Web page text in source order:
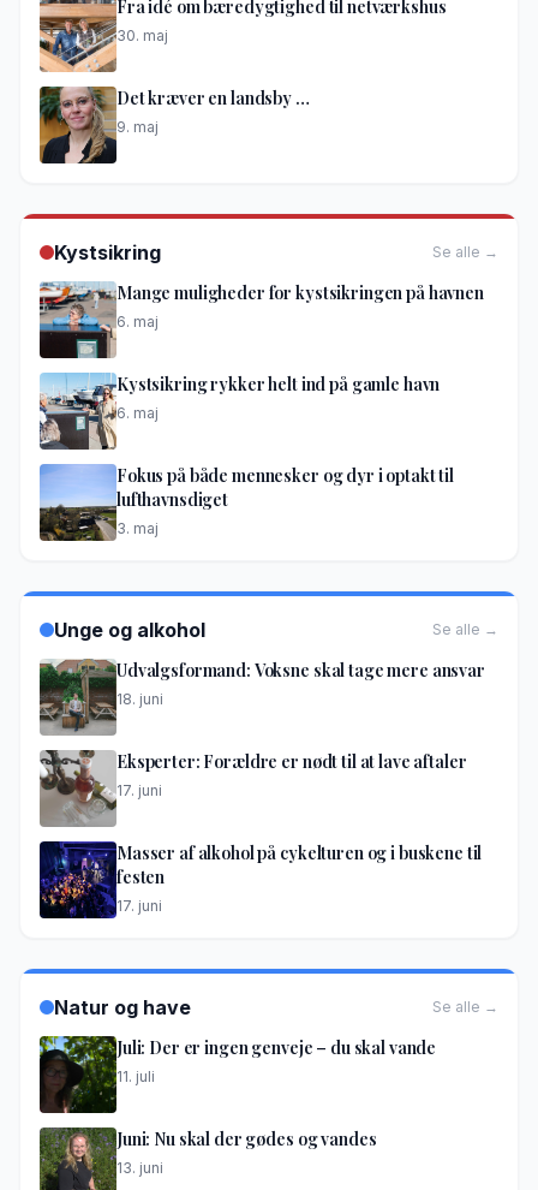
Fra idé om bæredygtighed til netværkshus
30. maj
Det kræver en landsby …
9. maj
Kystsikring Se alle →
Mange muligheder for kystsikringen på havnen
6. maj
Kystsikring rykker helt ind på gamle havn
6. maj
Fokus på både mennesker og dyr i optakt til
lufthavnsdiget
3. maj
Unge og alkohol Se alle →
Udvalgsformand: Voksne skal tage mere ansvar
18. juni
Eksperter: Forældre er nødt til at lave aftaler
17. juni
Masser af alkohol på cykelturen og i buskene til
festen
17. juni
Natur og have Se alle →
Juli: Der er ingen genveje – du skal vande
11. juli
Juni: Nu skal der gødes og vandes
13. juni